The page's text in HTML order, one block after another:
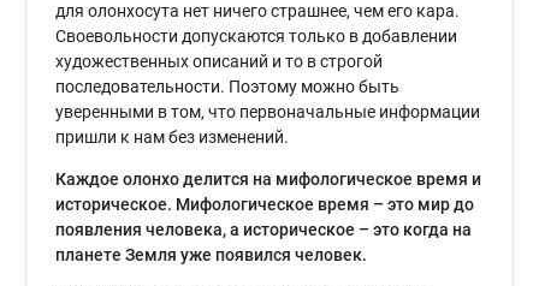
для олонхосута нет ничего страшнее, чем его кара.
Своевольности допускаются только в добавлении
художественных описаний и то в строгой
последовательности. Поэтому можно быть
уверенными в том, что первоначальные информации
пришли к нам без изменений.
Каждое олонхо делится на мифологическое время и
историческое. Мифологическое время – это мир до
появления человека, а историческое – это когда на
планете Земля уже появился человек.